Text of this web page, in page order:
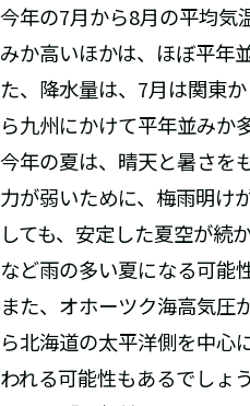
今年の7月から8月の平均気
みか高いほかは、ほぼ平年
た、降水量は、7月は関東
ら九州にかけて平年並みか
今年の夏は、晴天と暑さを
力が弱いために、梅雨明け
しても、安定した夏空が続
など雨の多い夏になる可能
また、オホーツク海高気圧
ら北海道の太平洋側を中心
われる可能性もあるでしょう